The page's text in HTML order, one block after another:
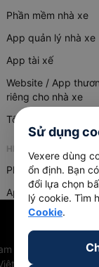
Phần mềm nhà xe
App quản lý nhà xe
App tài xế
Website / App
riêng cho nhà xe
Tổng đài AI
HỆ THỐNG QUẢN LÝ
Phần mềm quản lý
App quản lý hàng
Nam
Sử dụng
Vexere dùng
ổn định. Bạn
đổi lựa chọn
lý cookie. Tìm
Cookie.